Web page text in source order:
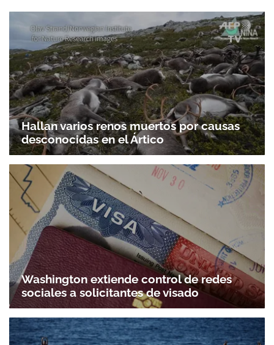
Hallan varios renos muertos por causas
desconocidas en el Ártico
Washington extiende control de redes
sociales a solicitantes de visado